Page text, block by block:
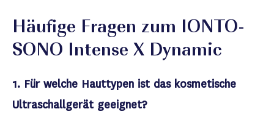
Häufige Fragen zum IONTO-
SONO Intense X Dynamic
1. Für welche Hauttypen ist das kosmetische
Ultraschallgerät geeignet?